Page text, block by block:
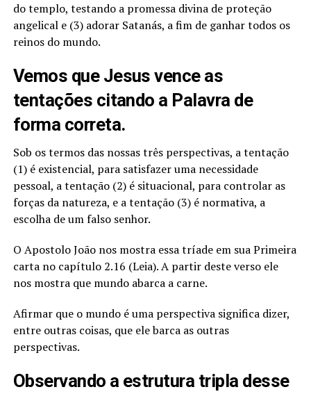
do templo, testando a promessa divina de proteção
angelical e (3) adorar Satanás, a fim de ganhar todos os
reinos do mundo.
Vemos que Jesus vence as
tentações citando a Palavra de
forma correta.
Sob os termos das nossas três perspectivas, a tentação
(1) é existencial, para satisfazer uma necessidade
pessoal, a tentação (2) é situacional, para controlar as
forças da natureza, e a tentação (3) é normativa, a
escolha de um falso senhor.
O Apostolo João nos mostra essa tríade em sua Primeira
carta no capítulo 2.16 (Leia). A partir deste verso ele
nos mostra que mundo abarca a carne.
Afirmar que o mundo é uma perspectiva significa dizer,
entre outras coisas, que ele barca as outras
perspectivas.
Observando a estrutura tripla desse